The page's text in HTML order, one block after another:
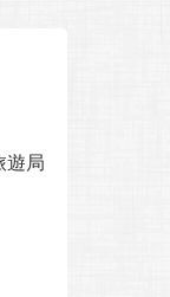
遊局